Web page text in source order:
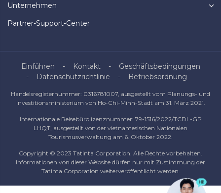
Unternehmen
Partner-Support-Center
Einführen Kontakt
Geschäftsbedingungen
Datenschutzrichtlinie
Betriebsordnung
Handelsregisternummer: 0316781007, ausgestellt vom Planungs- und
Investitionsministerium von Ho-Chi-Minh-Stadt am 31. März 2021.
Internationale Reisebürolizenznummer: 79-1516/2022/TCDL-GP
LHQT, ausgestellt von der vietnamesischen Nationalen
Tourismusverwaltung am 6. Oktober 2022.
Copyright © 2023 Tatinta Corporation. Alle Rechte vorbehalten.
Informationen von dieser Website dürfen nur mit Zustimmung der
Tatinta Corporation weiterveröffentlicht werden.